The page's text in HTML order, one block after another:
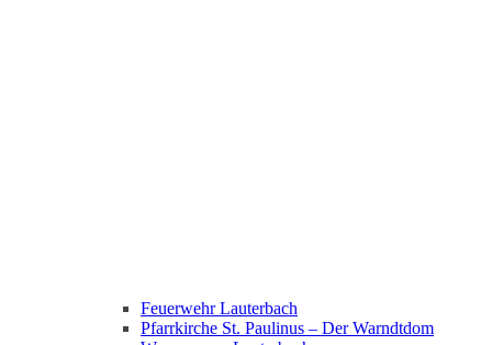
Feuerwehr Lauterbach
Pfarrkirche St. Paulinus – Der Warndtdom